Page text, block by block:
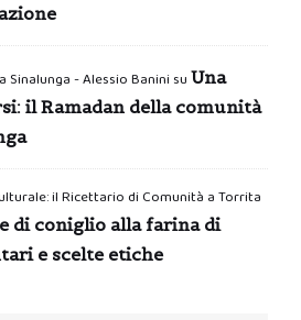
Sinalunga - Alessio Banini su Una
il Ramadan della comunità
il Ricettario di Comunità a Torrita
di coniglio alla farina di
e scelte etiche